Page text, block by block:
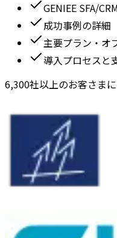
GENIEE SFA/
成功事例の詳細
主要プラン・オ
導入プロセスと
6,300社以上のお客さま